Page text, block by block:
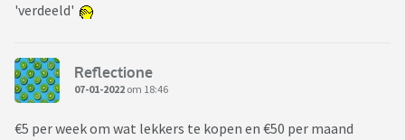
'verdeeld'
Reflectione
07-01-2022 om 18:46
€5 per week om wat lekkers te kopen en €50 per maand